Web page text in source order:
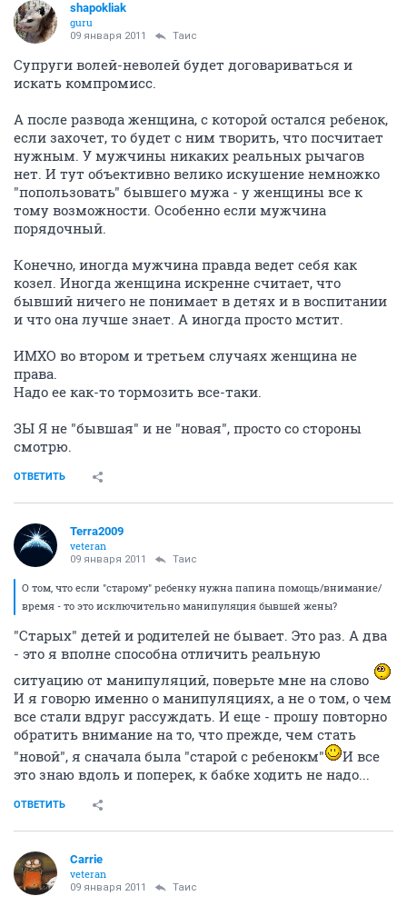
shapokliak
guru
09 января 2011 Таис
Супруги волей-неволей будет договариваться и
искать компромисс.
А после развода женщина, с которой остался ребенок,
если захочет, то будет с ним творить, что посчитает
нужным. У мужчины никаких реальных рычагов
нет. И тут объективно велико искушение немножко
"попользовать" бывшего мужа - у женщины все к
тому возможности. Особенно если мужчина
порядочный.
Конечно, иногда мужчина правда ведет себя как
козел. Иногда женщина искренне считает, что
бывший ничего не понимает в детях и в воспитании
и что она лучше знает. А иногда просто мстит.
ИМХО во втором и третьем случаях женщина не
права.
Надо ее как-то тормозить все-таки.
ЗЫ Я не "бывшая" и не "новая", просто со стороны
смотрю.
ОТВЕТИТЬ
Terra2009
veteran
09 января 2011 Таис
О том, что если "старому" ребенку нужна папина помощь/внимание/
время - то это исключительно манипуляция бывшей жены?
"Старых" детей и родителей не бывает. Это раз. А два
- это я вполне способна отличить реальную
ситуацию от манипуляций, поверьте мне на слово
И я говорю именно о манипуляциях, а не о том, о чем
все стали вдруг рассуждать. И еще - прошу повторно
обратить внимание на то, что прежде, чем стать
"новой", я сначала была "старой с ребенокм"
И все
это знаю вдоль и поперек, к бабке ходить не надо...
ОТВЕТИТЬ
Carrie
veteran
09 января 2011 Таис